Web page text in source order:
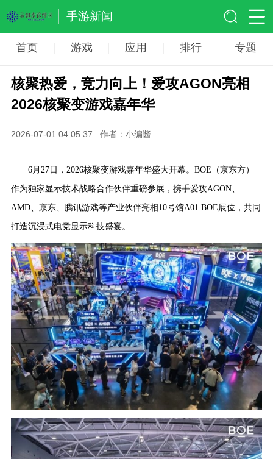
手游新闻
首页 游戏 应用 排行 专题
核聚热爱，竞力向上！爱攻AGON亮相
2026核聚变游戏嘉年华
2026-07-01 04:05:37 作者：小编酱
6月27日，2026核聚变游戏嘉年华盛大开幕。BOE（京东方）
作为独家显示技术战略合作伙伴重磅参展，携手爱攻AGON、
AMD、京东、腾讯游戏等产业伙伴亮相10号馆A01 BOE展位，共同
打造沉浸式电竞显示科技盛宴。